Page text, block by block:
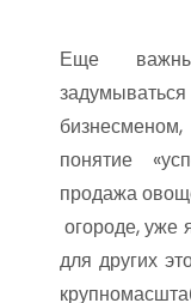
Еще
понятие
продажа
огороде, уже
для других